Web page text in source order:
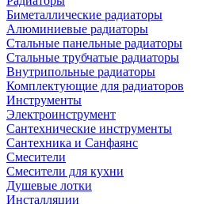
Биметаллические радиаторы
Алюминиевые радиаторы
Стальные панельные радиаторы
Стальные трубчатые радиаторы
Внутрипольные радиаторы
Комплектующие для радиаторов
Инструменты
Электроинструмент
Сантехнические инструменты
Сантехника и Санфаянс
Смесители
Смесители для кухни
Душевые лотки
Инсталляции